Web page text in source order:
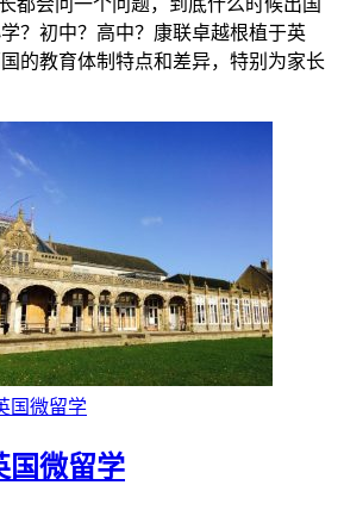
都会问一个问题，到底什么时候出国
？初中？高中？康联卓越根植于英
的教育体制特点和差异，特别为家长
国微留学
国微留学